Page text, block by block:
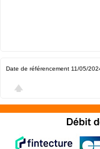
Date de référencement 11/05/